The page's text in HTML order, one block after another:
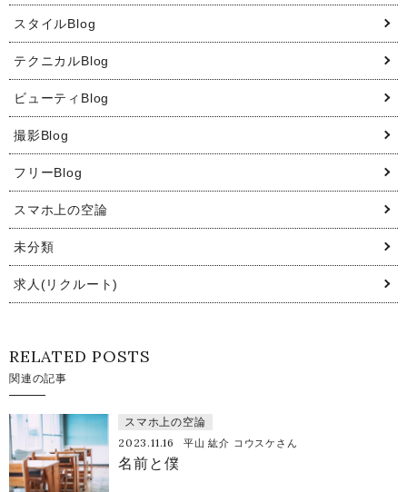
スタイルBlog
テクニカルBlog
ビューティBlog
撮影Blog
フリーBlog
スマホ上の空論
未分類
求人(リクルート)
RELATED POSTS
関連の記事
スマホ上の空論
2023.11.16 平山 紘介 コウスケさん
名前と僕